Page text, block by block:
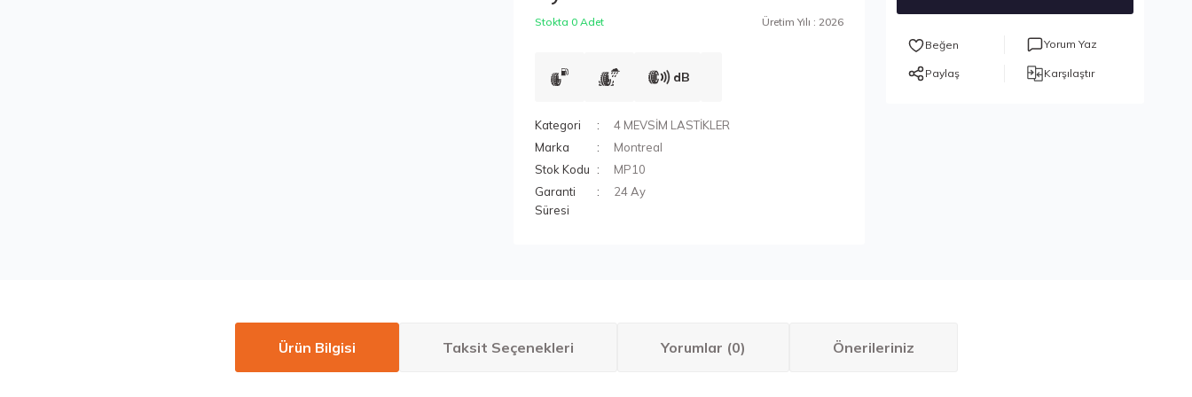
Stokta 0 Adet Üretim Yılı : 2026
dB
Kategori
4 MEVSİM LASTİKLER
Marka
Montreal
Stok Kodu
MP10
Garanti
Süresi
24 Ay
Yorum Yaz
Paylaş Karşılaştır
Ürün Bilgisi Taksit Seçenekleri Yorumlar (0) Önerileriniz